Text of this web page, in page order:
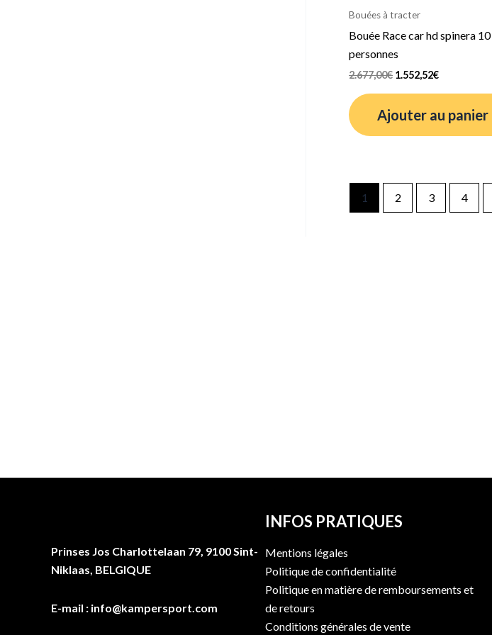
Bouées à tracter
Bouée Race car hd spinera 10
personnes
2.677,00€
2.677,00€.
1.552,52€
Ajouter au panier
1 2 3 4
Prinses Jos Charlottelaan 79, 9100 Sint-
Niklaas, BELGIQUE
E-mail : info@kampersport.com
INFOS PRATIQUES
Mentions légales
Politique de confidentialité
Politique en matière de remboursements et
de retours
Conditions générales de vente